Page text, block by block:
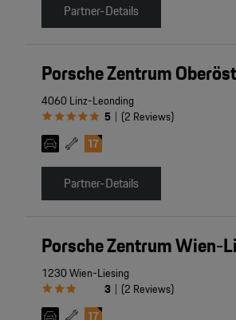
Partner-Details
Porsche Zentrum
4060 Linz-Leonding
5 | (2 Reviews)
Partner-Details
Porsche Zentrum Wien-
1230 Wien-Liesing
3 | (2 Reviews)